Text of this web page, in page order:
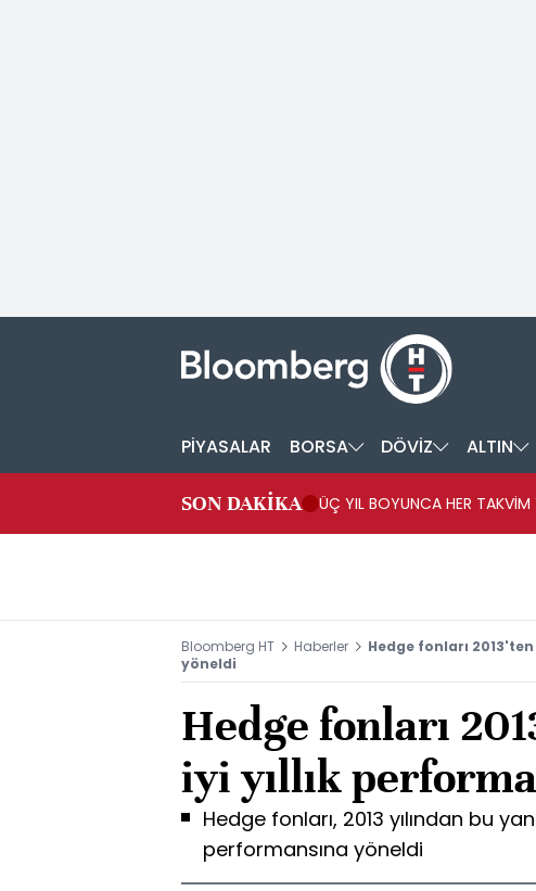
PİYASALAR BORSA DÖVİZ ALTIN
SON DAKİKA
ÜÇ YIL BOYUNCA HER TAKVİM
Bloomberg HT Haberler
Hedge fonları
yöneldi
Hedge fonları
iyi yıllık
Hedge fonları, 2013 yılından bu
performansına yöneldi